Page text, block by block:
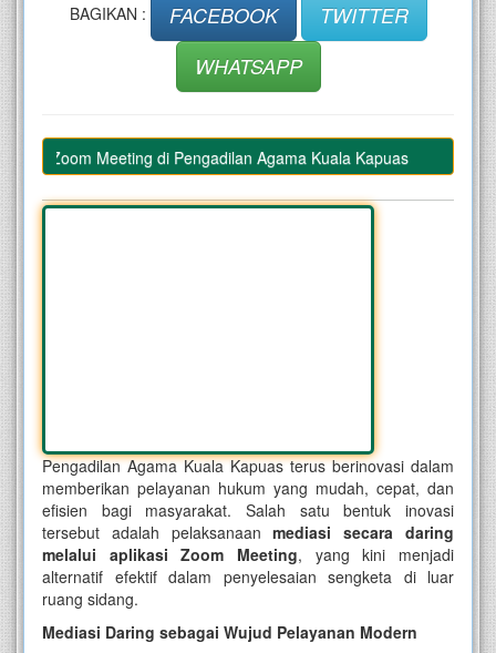
BAGIKAN : FACEBOOK
TWITTER
WHATSAPP
Zoom Meeting di Pengadilan Agama Kuala Kapuas
Pengadilan Agama Kuala Kapuas terus berinovasi dalam
memberikan pelayanan hukum yang mudah, cepat, dan
efisien bagi masyarakat. Salah satu bentuk inovasi
tersebut adalah pelaksanaanmediasi secara daring
melalui aplikasi Zoom Meeting, yang kini menjadi
alternatif efektif dalam penyelesaian sengketa di luar
ruang sidang.
Mediasi Daring sebagai Wujud Pelayanan Modern